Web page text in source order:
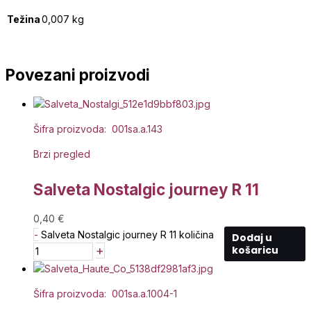
Težina0,007 kg
Povezani proizvodi
Šifra proizvoda: 001sa.a.143
Brzi pregled
Salveta Nostalgic journey R 11
0,40 €
- Salveta Nostalgic journey R 11 količina
+
Dodaj u
košaricu
Šifra proizvoda: 001sa.a.1004-1